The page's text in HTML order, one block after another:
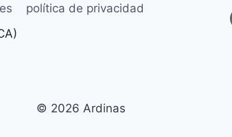
política de privacidad
© 2026 Ardinas